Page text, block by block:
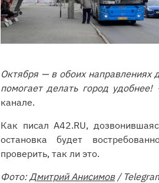
Октября — в обоих направлениях
помогает делать город удобнее!
канале.
Как писал A42.RU,
остановка будет
проверить, так ли это.
Фото:Дмитрий Анисимов/